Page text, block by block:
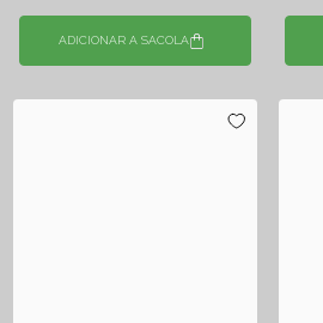
ADICIONAR A SACOLA